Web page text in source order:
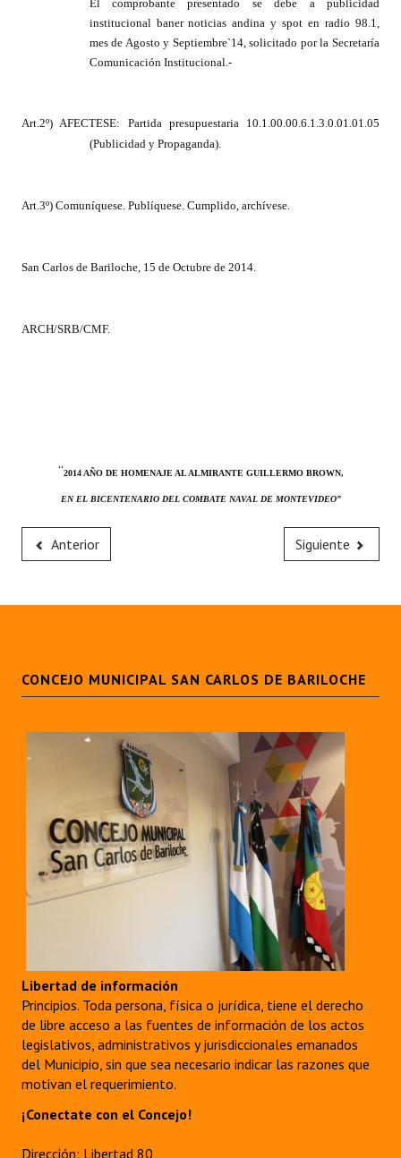
Antiguos Pobladores - Registro
Reconocimientos - Registro
Entrega de distinciones
El comprobante presentado se debe a publicidad
institucional baner noticias andina y spot en radio 98.1,
mes de Agosto y Septiembre`14, solicitado por la Secretaría
Comunicación Institucional.-
Art.2º) AFECTESE: Partida presupuestaria 10.1.00.00.6.1.3.0.01.01.05
(Publicidad y Propaganda).
Art.3º) Comuníquese. Publíquese. Cumplido, archívese.
San Carlos de Bariloche, 15 de Octubre de 2014.
ARCH/SRB/CMF.
“2014 AÑO DE HOMENAJE AL ALMIRANTE GUILLERMO BROWN,
EN EL BICENTENARIO DEL COMBATE NAVAL DE MONTEVIDEO”
Anterior Siguiente
CONCEJO MUNICIPAL SAN CARLOS DE BARILOCHE
Libertad de información
Principios. Toda persona, física o jurídica, tiene el derecho
de libre acceso a las fuentes de información de los actos
legislativos, administrativos y jurisdiccionales emanados
del Municipio, sin que sea necesario indicar las razones que
motivan el requerimiento.
¡Conectate con el Concejo!
Dirección: Libertad 80